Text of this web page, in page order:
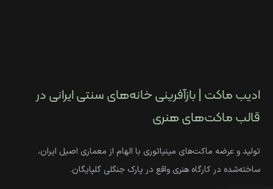
ادیب ماکت | بازآفرینی خانه‌های سنتی ایرانی در
قالب ماکت‌های هنری
تولید و عرضه ماکت‌های مینیاتوری با الهام از معماری اصیل ایران،
ساخته‌شده در کارگاه هنری واقع در پارک جنگلی گلپایگان.